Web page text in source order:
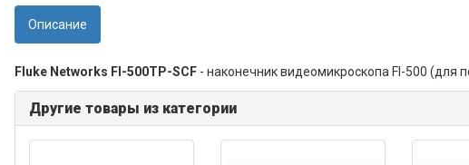
Описание
Fluke Networks FI-500TP-SCF- наконечник видеомикроскопа FI-500 (для
Другие товары из категории